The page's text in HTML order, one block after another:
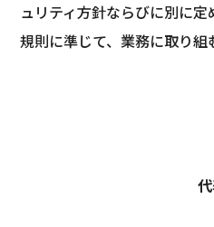
ュリティ方針ならびに別に
規則に準じて、業務に取り組